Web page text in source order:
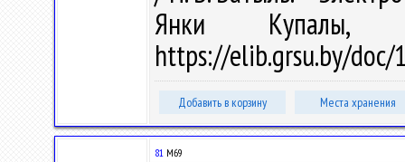
Янки
https://elib.grsu.by/
Добавить в корзину Места хранения
81 М69